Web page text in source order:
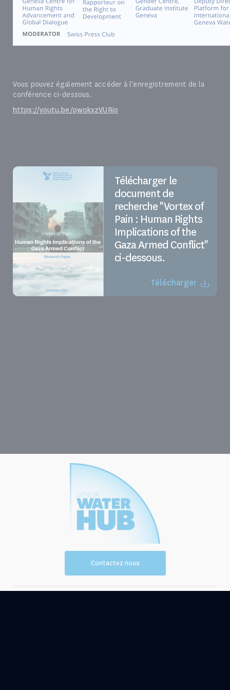
Vous pouvez également accéder à l'enregistrement de la
conférence ci-dessous.
https://youtu.be/pw0kxzVURio
Télécharger le
document de
recherche "Vortex of
Pain : Human Rights
Implications of the
Gaza Armed Conflict"
ci-dessous.
Télécharger
Contactez nous